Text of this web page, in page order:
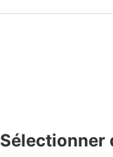
Sélectionner